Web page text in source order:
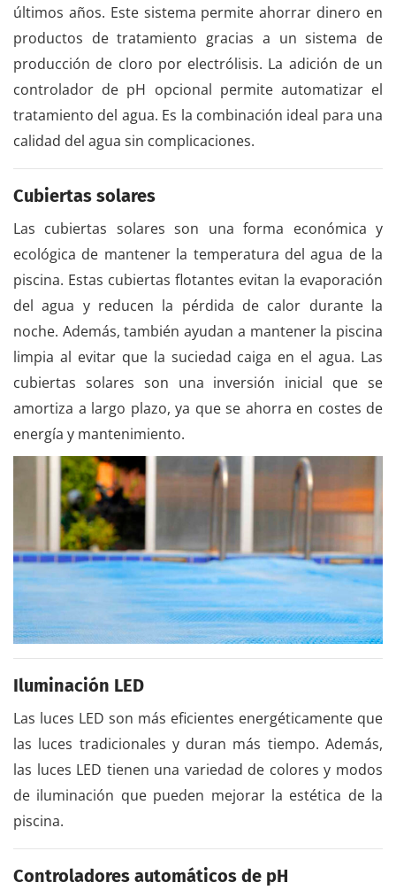
últimos años. Este sistema permite ahorrar dinero en
productos de tratamiento gracias a un sistema de
producción de cloro por electrólisis. La adición de un
controlador de pH opcional permite automatizar el
tratamiento del agua. Es la combinación ideal para una
calidad del agua sin complicaciones.
Cubiertas solares
Las cubiertas solares son una forma económica y
ecológica de mantener la temperatura del agua de la
piscina. Estas cubiertas flotantes evitan la evaporación
del agua y reducen la pérdida de calor durante la
noche. Además, también ayudan a mantener la piscina
limpia al evitar que la suciedad caiga en el agua. Las
cubiertas solares son una inversión inicial que se
amortiza a largo plazo, ya que se ahorra en costes de
energía y mantenimiento.
Iluminación LED
Las luces LED son más eficientes energéticamente que
las luces tradicionales y duran más tiempo. Además,
las luces LED tienen una variedad de colores y modos
de iluminación que pueden mejorar la estética de la
piscina.
Controladores automáticos de pH